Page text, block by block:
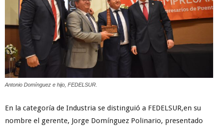
Antonio Domínguez e hijo, FEDELSUR.
En la categoría de Industria se distinguió a FEDELSUR,en su
nombre el gerente, Jorge Domínguez Polinario, presentado